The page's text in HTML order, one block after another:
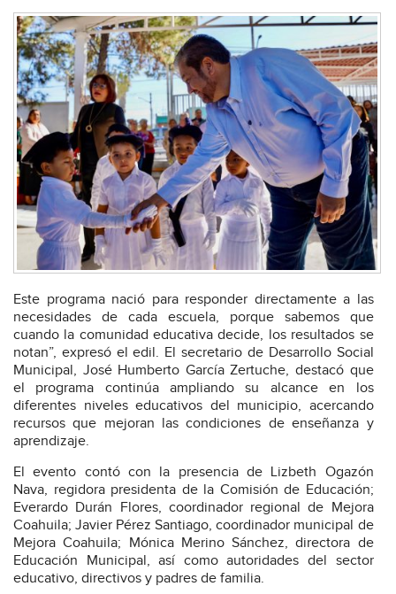
Este programa nació para responder directamente a las
necesidades de cada escuela, porque sabemos que
cuando la comunidad educativa decide, los resultados se
notan”, expresó el edil. El secretario de Desarrollo Social
Municipal, José Humberto García Zertuche, destacó que
el programa continúa ampliando su alcance en los
diferentes niveles educativos del municipio, acercando
recursos que mejoran las condiciones de enseñanza y
aprendizaje.
El evento contó con la presencia de Lizbeth Ogazón
Nava, regidora presidenta de la Comisión de Educación;
Everardo Durán Flores, coordinador regional de Mejora
Coahuila; Javier Pérez Santiago, coordinador municipal de
Mejora Coahuila; Mónica Merino Sánchez, directora de
Educación Municipal, así como autoridades del sector
educativo, directivos y padres de familia.